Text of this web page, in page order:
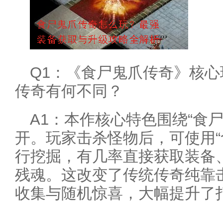
Q1：《食尸鬼爪传奇》核
传奇有何不同？
A1：本作核心特色围绕“食
开。玩家击杀怪物后，可使用
行挖掘，有几率直接获取装备
残魂。这改变了传统传奇纯靠
收集与随机惊喜，大幅提升了